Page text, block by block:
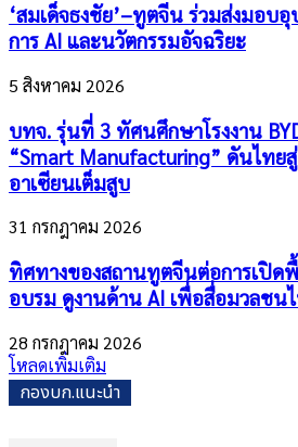
‘สมเด็จธงชัย’–ทูตจีน ร่วมส่งมอ
การ AI และนวัตกรรมอัจฉริยะ
5 สิงหาคม 2026
บทจ. รุ่นที่ 3 ทัศนศึกษาโรงงาน
“Smart Manufacturing” ดันไท
อาเซียนเต็มสูบ
31 กรกฎาคม 2026
ทิศทางของสถานทูตจีนต่อการเปิด
อบรม ดูงานด้าน AI เพื่อสื่อมวลชน
28 กรกฎาคม 2026
โหลดเพิ่มเติม
กองบก.แนะนำ